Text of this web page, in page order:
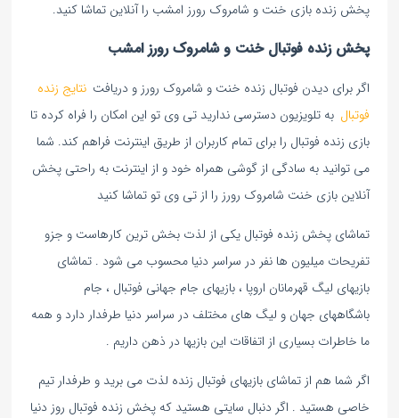
پخش زنده بازی خنت و شامروک رورز امشب را آنلاین تماشا کنید.
پخش زنده فوتبال خنت و شامروک رورز امشب
اگر برای دیدن فوتبال زنده خنت و شامروک رورز و دریافت نتایج زنده
فوتبال به تلویزیون دسترسی ندارید تی وی تو این امکان را فراه کرده تا
بازی زنده فوتبال را برای تمام کاربران از طریق اینترنت فراهم کند. شما
می توانید به سادگی از گوشی همراه خود و از اینترنت به راحتی پخش
آنلاین بازی خنت شامروک رورز را از تی وی تو تماشا کنید
تماشای پخش زنده فوتبال یکی از لذت بخش ترین کارهاست و جزو
تفریحات میلیون ها نفر در سراسر دنیا محسوب می شود . تماشای
بازیهای لیگ قهرمانان اروپا ، بازیهای جام جهانی فوتبال ، جام
باشگاههای جهان و لیگ های مختلف در سراسر دنیا طرفدار دارد و همه
ما خاطرات بسیاری از اتفاقات این بازیها در ذهن داریم .
اگر شما هم از تماشای بازیهای فوتبال زنده لذت می برید و طرفدار تیم
خاصی هستید . اگر دنبال سایتی هستید که پخش زنده فوتبال روز دنیا